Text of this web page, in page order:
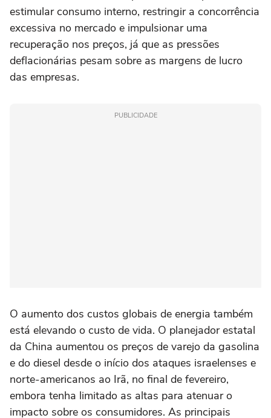
estimular consumo interno, restringir a concorrência
excessiva no mercado e impulsionar ‌uma
recuperação nos preços, já que as pressões
deflacionárias pesam sobre as margens de lucro
das empresas.
PUBLICIDADE
O aumento dos custos globais de energia ⁠também
está elevando o custo de vida. O planejador estatal
da China aumentou os preços de varejo da gasolina
e do diesel desde o início dos ataques israelenses e
norte-americanos ao Irã, no final de fevereiro,
embora tenha limitado as altas para atenuar o
impacto sobre os consumidores. As principais